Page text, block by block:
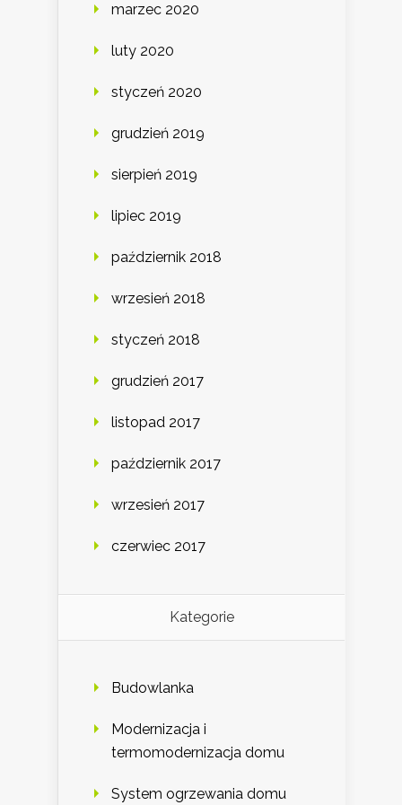
marzec 2020
luty 2020
styczeń 2020
grudzień 2019
sierpień 2019
lipiec 2019
październik 2018
wrzesień 2018
styczeń 2018
grudzień 2017
listopad 2017
październik 2017
wrzesień 2017
czerwiec 2017
Kategorie
Budowlanka
Modernizacja i
termomodernizacja domu
System ogrzewania domu